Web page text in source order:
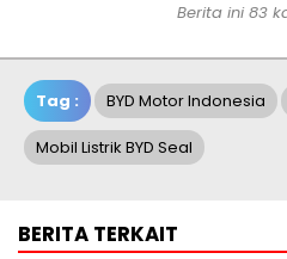
Berita ini 83
Tag : BYD Motor Indonesia
Mobil Listrik BYD Seal
BERITA TERKAIT